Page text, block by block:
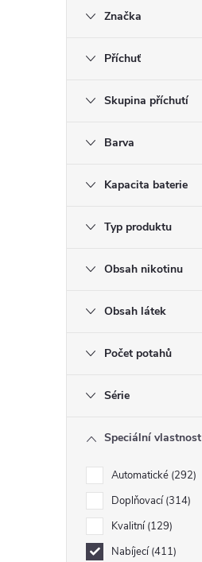
Značka
Příchuť
Skupina příchutí
Barva
Kapacita baterie
Typ produktu
Obsah nikotinu
Obsah látek
Počet potahů
Série
Speciální vlastnost
Automatické 292
Doplňovací 314
Kvalitní 129
Nabíjecí 411